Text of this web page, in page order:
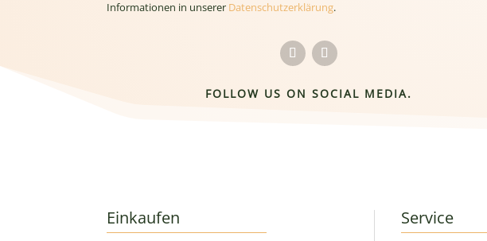
Informationen in unserer Datenschutzerklärung.
FOLLOW US ON SOCIAL MEDIA.
Einkaufen Service